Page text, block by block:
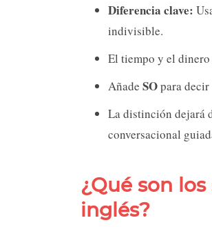
Diferencia clave:
indivisible.
El tiempo y el
Añade SOpara
La distinción dejará
conversacional
¿Qué son
inglés?